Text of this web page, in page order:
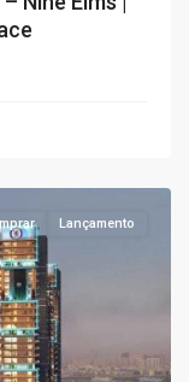
Lançamento